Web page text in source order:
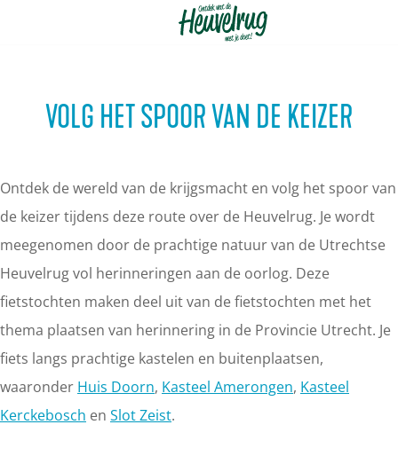
G
a
d
h
o
VOLG HET SPOOR VAN DE KEIZER
Ontdek de wereld van de krijgsmacht en volg het spoor van
de keizer tijdens deze route over de Heuvelrug. Je wordt
meegenomen door de prachtige natuur van de Utrechtse
Heuvelrug vol herinneringen aan de oorlog. Deze
fietstochten maken deel uit van de fietstochten met het
thema plaatsen van herinnering in de Provincie Utrecht. Je
fiets langs prachtige kastelen en buitenplaatsen,
waaronder Huis Doorn, Kasteel Amerongen, Kasteel
Kerckebosch en Slot Zeist.